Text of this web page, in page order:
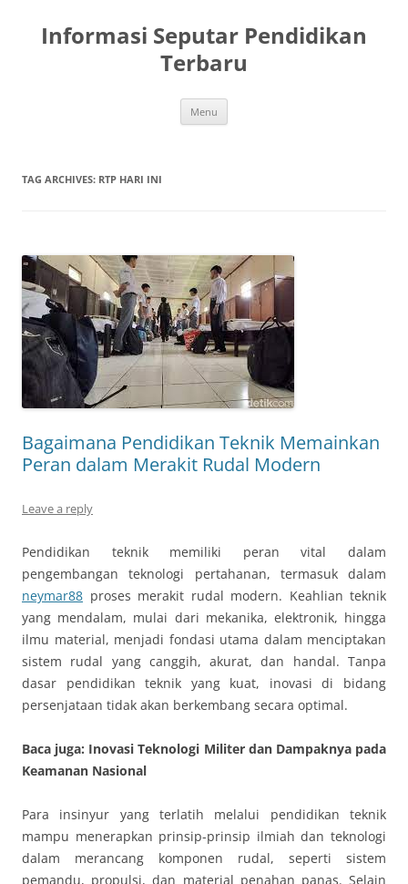
content
Informasi Seputar Pendidikan
Terbaru
Menu
TAG ARCHIVES: RTP HARI INI
Bagaimana Pendidikan Teknik Memainkan
Peran dalam Merakit Rudal Modern
Leave a reply
Pendidikan teknik memiliki peran vital dalam
pengembangan teknologi pertahanan, termasuk dalam
neymar88 proses merakit rudal modern. Keahlian teknik
yang mendalam, mulai dari mekanika, elektronik, hingga
ilmu material, menjadi fondasi utama dalam menciptakan
sistem rudal yang canggih, akurat, dan handal. Tanpa
dasar pendidikan teknik yang kuat, inovasi di bidang
persenjataan tidak akan berkembang secara optimal.
Baca juga: Inovasi Teknologi Militer dan Dampaknya pada
Keamanan Nasional
Para insinyur yang terlatih melalui pendidikan teknik
mampu menerapkan prinsip-prinsip ilmiah dan teknologi
dalam merancang komponen rudal, seperti sistem
pemandu, propulsi, dan material penahan panas. Selain